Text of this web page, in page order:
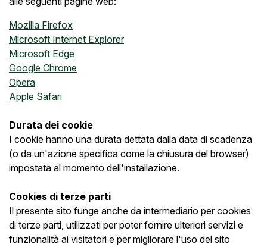
Mozilla Firefox
Microsoft Internet Explorer
Microsoft Edge
Google Chrome
Opera
Apple Safari
Durata dei cookie
I cookie hanno una durata dettata dalla data di scadenza
(o da un'azione specifica come la chiusura del browser)
impostata al momento dell'installazione.
Cookies di terze parti
Il presente sito funge anche da intermediario per cookies
di terze parti, utilizzati per poter fornire ulteriori servizi e
funzionalità ai visitatori e per migliorare l'uso del sito